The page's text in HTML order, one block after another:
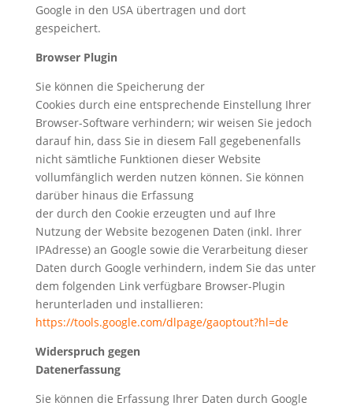
Google in den USA übertragen und dort
gespeichert.
Browser Plugin
Sie können die Speicherung der
Cookies durch eine entsprechende Einstellung Ihrer
Browser-Software verhindern; wir weisen Sie jedoch
darauf hin, dass Sie in diesem Fall gegebenenfalls
nicht sämtliche Funktionen dieser Website
vollumfänglich werden nutzen können. Sie können
darüber hinaus die Erfassung
der durch den Cookie erzeugten und auf Ihre
Nutzung der Website bezogenen Daten (inkl. Ihrer
IPAdresse) an Google sowie die Verarbeitung dieser
Daten durch Google verhindern, indem Sie das unter
dem folgenden Link verfügbare Browser-Plugin
herunterladen und installieren:
https://tools.google.com/dlpage/gaoptout?hl=de
Widerspruch gegen
Datenerfassung
Sie können die Erfassung Ihrer Daten durch Google